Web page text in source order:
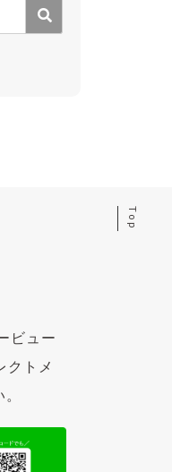
Top
ビュー
トメ